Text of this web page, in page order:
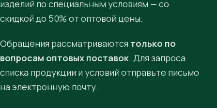
изделий по специальным условиям — со
скидкой до 50% от оптовой цены.
Обращения рассматриваются только по
вопросам оптовых поставок. Для запроса
списка продукции и условий отправьте письмо
на электронную почту.